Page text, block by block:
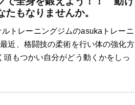
たもなりませんか。
トレーニングジムのasukaトレーニ
近、格闘技の柔術を行い体の強化方
もつかい自分がどう動くかをしっ